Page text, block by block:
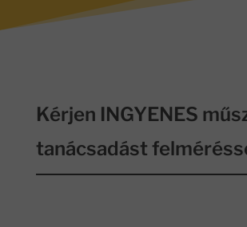
Kérjen INGYENES
tanácsadást